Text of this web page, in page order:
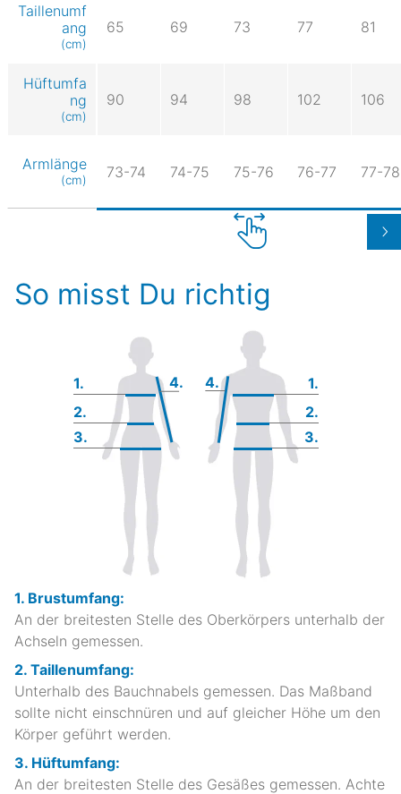
Taillenumf
ang
(cm)
65 69 73 77 81
Hüftumfa
ng
(cm)
90 94 98 102 106
Armlänge
(cm) 73-74 74-75 75-76 76-77 77-78
So misst Du richtig
1.
1.
2.
2.
3.
3.
4. 4.
1. Brustumfang:
An der breitesten Stelle des Oberkörpers unterhalb der
Achseln gemessen.
2. Taillenumfang:
Unterhalb des Bauchnabels gemessen. Das Maßband
sollte nicht einschnüren und auf gleicher Höhe um den
Körper geführt werden.
3. Hüftumfang:
An der breitesten Stelle des Gesäßes gemessen. Achte